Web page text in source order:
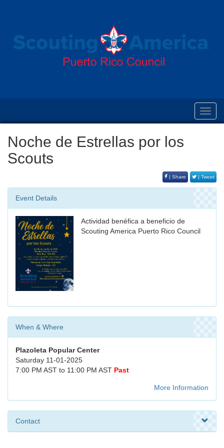
Noche de Estrellas por los
Scouts
| Share | Tweet
Event Details
Actividad benéfica a beneficio de
Scouting America Puerto Rico Council
When & Where
Plazoleta Popular Center
Saturday 11-01-2025
7:00 PM AST to 11:00 PM AST Past
More Information
Contact